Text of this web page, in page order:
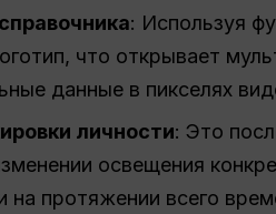
: Используя
что открывает
данные в пикселях
личности: Это
освещения
на протяжении всего